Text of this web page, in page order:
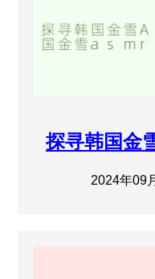
探寻韩国金
2024年09